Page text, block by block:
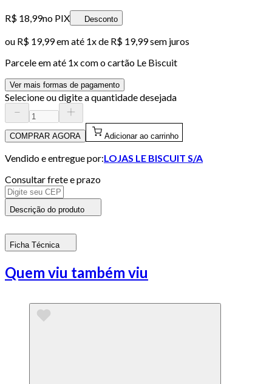
R$ 18,99no PIX Desconto
ou R$ 19,99em até 1x de R$ 19,99sem juros
Parcele em até 1x com o cartão Le Biscuit
Ver mais formas de pagamento
Selecione ou digite a quantidade desejada
COMPRAR AGORA Adicionar ao carrinho
Vendido e entregue por:LOJAS LE BISCUIT S/A
Consultar frete e prazo
Descrição do produto
Ficha Técnica
Quem viu também viu